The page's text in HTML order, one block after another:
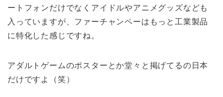
ートフォンだけでなくアイドルやアニメグッズなども
入っていますが、ファーチャンペーはもっと工業製品
に特化した感じですね。
アダルトゲームのポスターとか堂々と掲げてるの日本
だけですよ（笑）